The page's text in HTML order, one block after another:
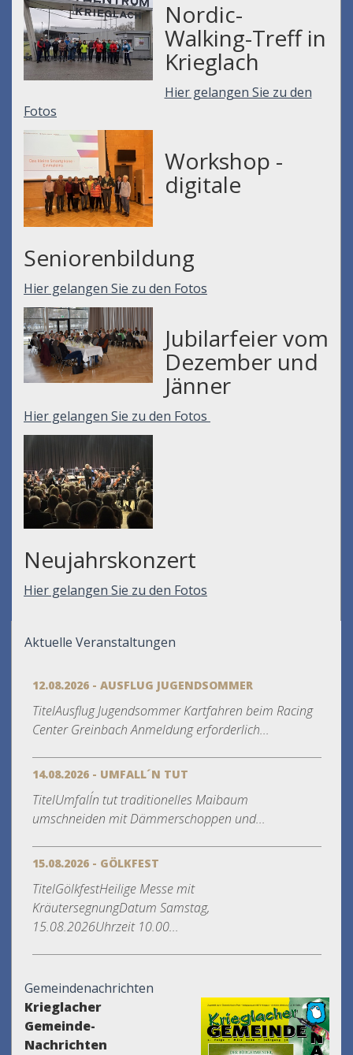
Nordic-
Walking-Treff in
Krieglach
Hier gelangen Sie zu den
Fotos
Workshop -
digitale
Seniorenbildung
Hier gelangen Sie zu den Fotos
Jubilarfeier vom
Dezember und
Jänner
Hier gelangen Sie zu den Fotos
Neujahrskonzert
Hier gelangen Sie zu den Fotos
Aktuelle Veranstaltungen
12.08.2026 - AUSFLUG JUGENDSOMMER
TitelAusflug Jugendsommer Kartfahren beim Racing
Center Greinbach Anmeldung erforderlich...
14.08.2026 - UMFALL´N TUT
TitelUmfall´n tut traditionelles Maibaum
umschneiden mit Dämmerschoppen und...
15.08.2026 - GÖLKFEST
TitelGölkfestHeilige Messe mit
KräutersegnungDatum Samstag,
15.08.2026Uhrzeit 10.00...
Gemeindenachrichten
Krieglacher
Gemeinde-
Nachrichten